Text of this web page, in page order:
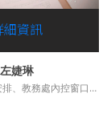
細資訊
左婕琳
副教務長行程安排、教務處內控窗口、教務處個資專人、財產管理